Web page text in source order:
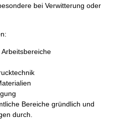
bei Verwitterung oder
Bereiche gründlich und
durch.